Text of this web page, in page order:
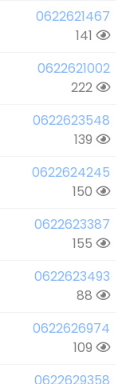
0622621467
141
0622621002
222
0622623548
139
0622624245
150
0622623387
155
0622623493
88
0622626974
109